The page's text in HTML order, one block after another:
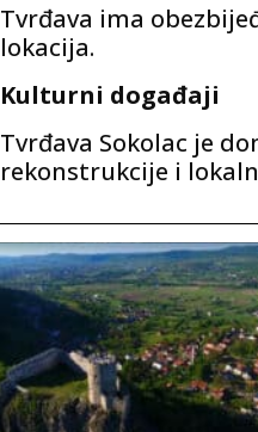
Tvrđava ima
lokacija.
Kulturni događaji
Tvrđava Sokolac je
rekonstrukcije i